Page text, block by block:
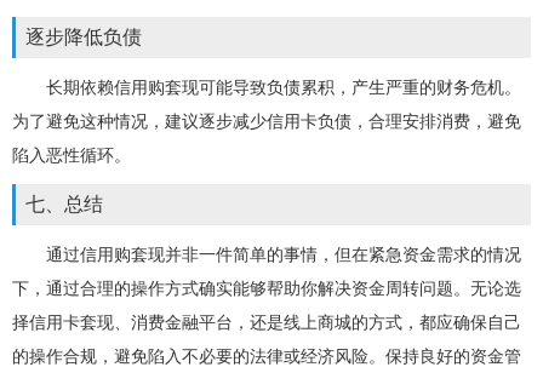
逐步降低负债
长期依赖信用购套现可能导致负债累积，产生严重的财务危机。
为了避免这种情况，建议逐步减少信用卡负债，合理安排消费，避免
陷入恶性循环。
七、总结
通过信用购套现并非一件简单的事情，但在紧急资金需求的情况
下，通过合理的操作方式确实能够帮助你解决资金周转问题。无论选
择信用卡套现、消费金融平台，还是线上商城的方式，都应确保自己
的操作合规，避免陷入不必要的法律或经济风险。保持良好的资金管